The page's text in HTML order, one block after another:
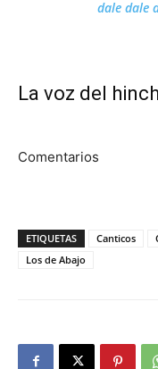
dale dale
La voz del
Comentarios
ETIQUETAS Canticos
Los de Abajo